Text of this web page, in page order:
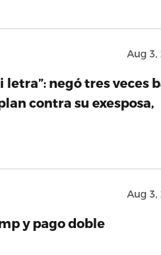
Aug 3,
letra”: negó tres veces
contra su exesposa,
Aug 3,
y pago doble